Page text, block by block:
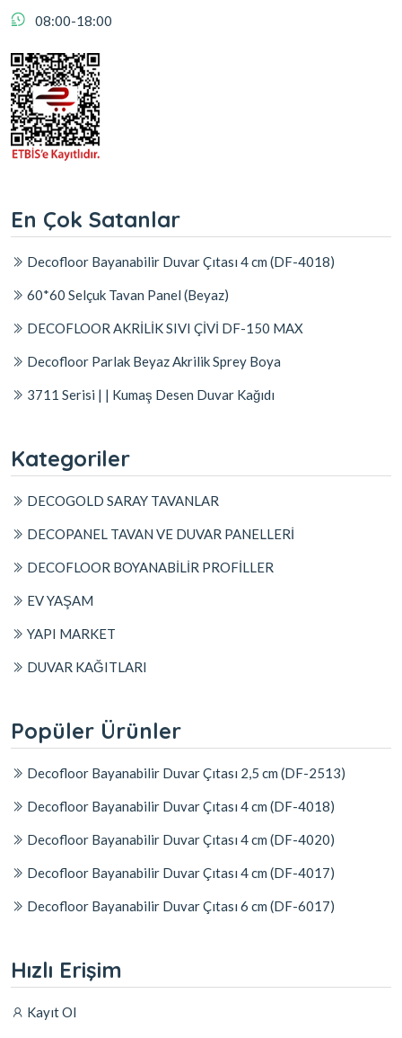
08:00-18:00
En Çok Satanlar
Decofloor Bayanabilir Duvar Çıtası 4 cm (DF-4018)
60*60 Selçuk Tavan Panel (Beyaz)
DECOFLOOR AKRİLİK SIVI ÇİVİ DF-150 MAX
Decofloor Parlak Beyaz Akrilik Sprey Boya
3711 Serisi | | Kumaş Desen Duvar Kağıdı
Kategoriler
DECOGOLD SARAY TAVANLAR
DECOPANEL TAVAN VE DUVAR PANELLERİ
DECOFLOOR BOYANABİLİR PROFİLLER
EV YAŞAM
YAPI MARKET
DUVAR KAĞITLARI
Popüler Ürünler
Decofloor Bayanabilir Duvar Çıtası 2,5 cm (DF-2513)
Decofloor Bayanabilir Duvar Çıtası 4 cm (DF-4018)
Decofloor Bayanabilir Duvar Çıtası 4 cm (DF-4020)
Decofloor Bayanabilir Duvar Çıtası 4 cm (DF-4017)
Decofloor Bayanabilir Duvar Çıtası 6 cm (DF-6017)
Hızlı Erişim
Kayıt Ol